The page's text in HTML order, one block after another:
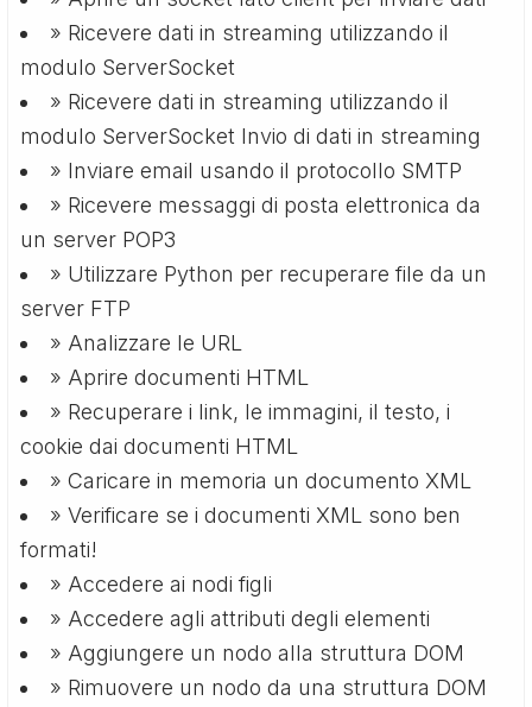
» Ricevere dati in streaming utilizzando il
modulo ServerSocket
» Ricevere dati in streaming utilizzando il
modulo ServerSocket Invio di dati in streaming
» Inviare email usando il protocollo SMTP
» Ricevere messaggi di posta elettronica da
un server POP3
» Utilizzare Python per recuperare file da un
server FTP
» Analizzare le URL
» Aprire documenti HTML
» Recuperare i link, le immagini, il testo, i
cookie dai documenti HTML
» Caricare in memoria un documento XML
» Verificare se i documenti XML sono ben
formati!
» Accedere ai nodi figli
» Accedere agli attributi degli elementi
» Aggiungere un nodo alla struttura DOM
» Rimuovere un nodo da una struttura DOM